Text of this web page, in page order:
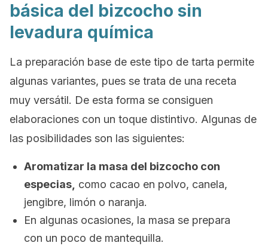
básica del bizcocho sin
levadura química
La preparación base de este tipo de tarta permite
algunas variantes, pues se trata de una receta
muy versátil. De esta forma se consiguen
elaboraciones con un toque distintivo. Algunas de
las posibilidades son las siguientes:
Aromatizar la masa del bizcocho con
especias, como cacao en polvo, canela,
jengibre, limón o naranja.
En algunas ocasiones, la masa se prepara
con un poco de mantequilla.